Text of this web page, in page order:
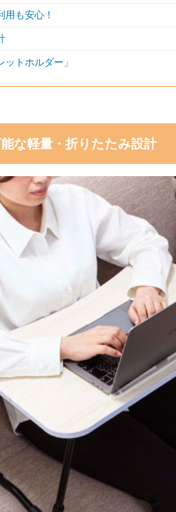
も安心！
トホルダー」
な軽量・折りたたみ設計